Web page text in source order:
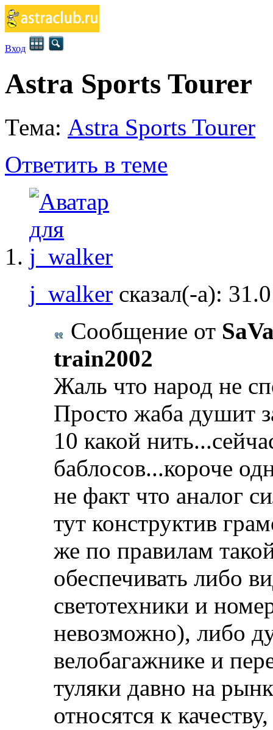
Вход
Astra Sports Tourer
Тема: Astra Sports Tourer
Ответить в теме
j_walker сказал(-а):
Сообщение от
train2002
Жаль что народ не
Просто жаба душит
10 какой
баблосов...короче
не факт что аналог
тут конструктив
же по правилам
обеспечивать либо
светотехники и
невозможно), либо
велобагажнике и
туляки давно на
относятся к